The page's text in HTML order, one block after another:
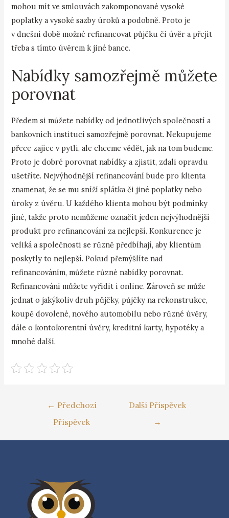
mohou mít ve smlouvách zakomponované vysoké
poplatky a vysoké sazby úroků a podobně. Proto je
v dnešní době možné refinancovat půjčku či úvěr a přejít
třeba s tímto úvěrem k jiné bance.
Nabídky samozřejmě můžete
porovnat
Předem si můžete nabídky od jednotlivých společností a
bankovních institucí samozřejmě porovnat. Nekupujeme
přece zajíce v pytli, ale chceme vědět, jak na tom budeme.
Proto je dobré porovnat nabídky a zjistit, zdali opravdu
ušetříte. Nejvýhodnější refinancování bude pro klienta
znamenat, že se mu sníží splátka či jiné poplatky nebo
úroky z úvěru. U každého klienta mohou být podmínky
jiné, takže proto nemůžeme označit jeden nejvýhodnější
produkt pro refinancování za nejlepší. Konkurence je
veliká a společnosti se různě předbíhají, aby klientům
poskytly to nejlepší. Pokud přemýšlíte nad
refinancováním, můžete různé nabídky porovnat.
Refinancování můžete vyřídit i online. Zároveň se může
jednat o jakýkoliv druh půjčky, půjčky na rekonstrukce,
koupě dovolené, nového automobilu nebo různé úvěry,
dále o kontokorentní úvěry, kreditní karty, hypotéky a
mnohé další.
← Předchozí
Příspěvek
Další Příspěvek
→